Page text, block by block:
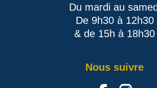
Du mardi au
De 9h30 à 12h30
& de 15h à 18h30
Nous suivre